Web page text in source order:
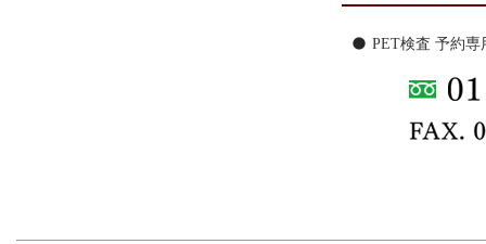
PET検査 予約専